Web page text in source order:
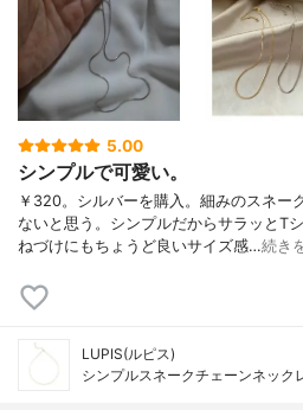
5.00
シンプルで可愛い。
￥320。シルバーを購入。細みのスネー
ないと思う。シンプルだからサラッとT
ねづけにもちょうど良いサイズ感…続き
LUPIS(ルピス)
シンプルスネークチェーンネック